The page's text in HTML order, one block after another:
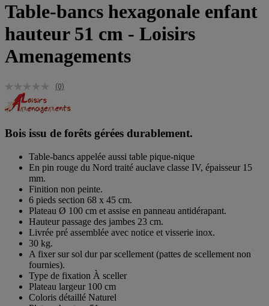
Table-bancs hexagonale enfant
hauteur 51 cm - Loisirs
Amenagements
(0)
Bois issu de forêts gérées durablement.
Table-bancs appelée aussi table pique-nique
En pin rouge du Nord traité auclave classe IV, épaisseur 15
mm.
Finition non peinte.
6 pieds section 68 x 45 cm.
Plateau Ø 100 cm et assise en panneau antidérapant.
Hauteur passage des jambes 23 cm.
Livrée pré assemblée avec notice et visserie inox.
30 kg.
A fixer sur sol dur par scellement (pattes de scellement non
fournies).
Type de fixation À sceller
Plateau largeur 100 cm
Coloris détaillé Naturel